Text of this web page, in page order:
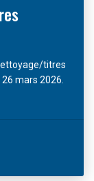
titres
mars 2026.